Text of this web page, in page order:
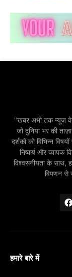
"खबर अभी तक न्यूज़
जो दुनिया भर की
दर्शकों को विभिन्न
निष्कर्ष और व्यापक
विश्वसनीयता के साथ,
विपणन से
हमारे बारे में